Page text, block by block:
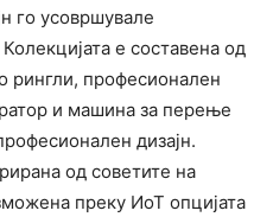
го усовршувале
е составена од
рингли, професионален
и машина за перење
дизајн.
од советите на
преку ИоТ опцијата